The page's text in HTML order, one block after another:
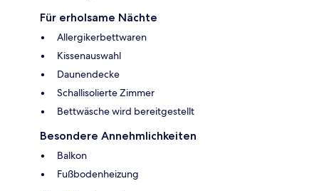
Für erholsame Nächte
Allergikerbettwaren
Kissenauswahl
Daunendecke
Schallisolierte Zimmer
Bettwäsche wird bereitgestellt
Besondere Annehmlichkeiten
Balkon
Fußbodenheizung